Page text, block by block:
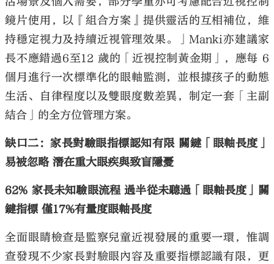
鏡片使用，以『組合方案』提供靈活的互相補位，維
持穩定視力及持續近視管理效果。」Manki亦建議家
長不應錯過6至12 歲的「近視控制黃金期」，應每 6
個月進行一次標準化的眼軸監測，並根據孩子的動態
生活、自律程度以及雙眼度數差異，制定一套「主副
結合」的全方位管理方案。
缺口二：家長對驗眼指標認知有限 關鍵「眼軸長度」
易被忽略 潛在重大眼疾與致盲隱憂
62% 家長未知驗眼流程 過半從未聽過「眼軸長度」關
鍵指標 僅17%有量度眼軸長度
全面眼睛檢查是監察兒童近視發展的重要一環，惟調
查發現不少家長對驗眼內容及重要指標認識有限，更